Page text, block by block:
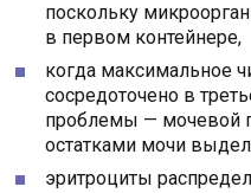
поскольку
в первом контейнере,
когда максимальное
сосредоточено в
проблемы — мочевой
остатками мочи
эритроциты